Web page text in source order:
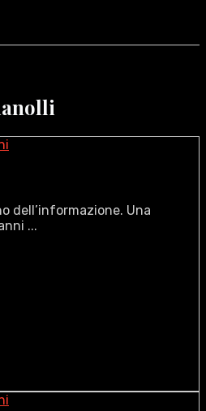
dell’informazione. Una
...